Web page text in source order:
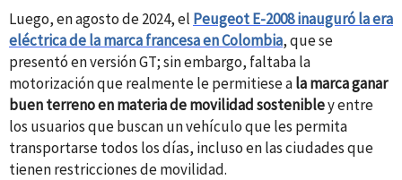
Luego, en agosto de 2024, el Peugeot E-2008 inauguró la era
eléctrica de la marca francesa en Colombia, que se
presentóen versión GT; sin embargo, faltaba la
motorización que realmente le permitiese ala marca ganar
buen terreno en materia de movilidad sostenibley entre
los usuarios que buscan un vehículo que les permita
transportarse todos los días, incluso en las ciudades que
tienen restricciones de movilidad.